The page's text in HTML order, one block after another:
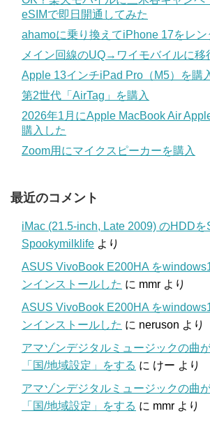
eSIMで即日開通してみた
ahamoに乗り換えてiPhone 17をレン
メイン回線のUQ→ワイモバイルに移
Apple 13インチiPad Pro（M5）を購
第2世代「AirTag」を購入
2026年1月にApple MacBook Air
購入した
Zoom用にマイクスピーカーを購入
最近のコメント
iMac (21.5-inch, Late 2009) のHDD
Spookymilklife より
ASUS VivoBook E200HA を
ンインストールした に mmr より
ASUS VivoBook E200HA を
ンインストールした に neruson より
アマゾンデジタルミュージックの曲
「国/地域設定」をする に けー より
アマゾンデジタルミュージックの曲
「国/地域設定」をする に mmr より